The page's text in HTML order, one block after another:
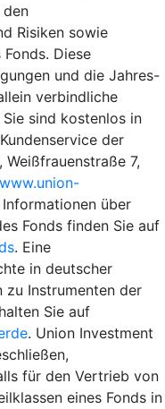
den
Risiken sowie
Diese
und die Jahres-
verbindliche
sind kostenlos in
der
Weißfrauenstraße 7,
www.union-
Informationen über
Fonds finden Sie auf
. Eine
in deutscher
zu Instrumenten der
Sie auf
. Union Investment
für den Vertrieb von
eines Fonds in